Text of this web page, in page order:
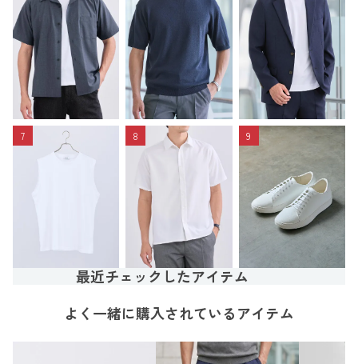
7 8 9
最近チェックしたアイテム
よく一緒に購入されているアイテム